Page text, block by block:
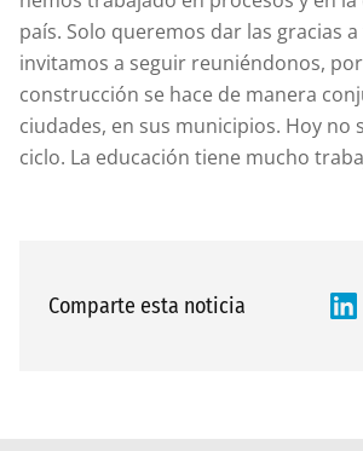
país. Solo queremos dar las gracias
invitamos a seguir reuniéndonos,
construcción se hace de manera
ciudades, en sus municipios. Hoy no
ciclo. La educación tiene mucho
Comparte esta noticia